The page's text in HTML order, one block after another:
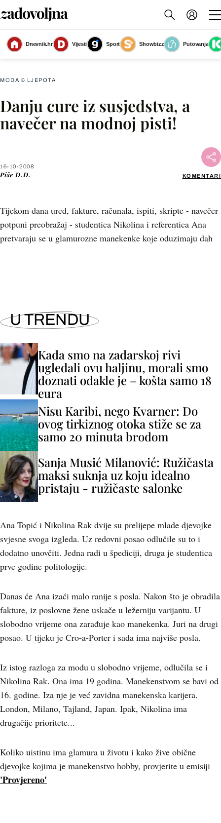
Dnevnik.hr Vijesti Sport Showbizz
Putovanja
Slika nije dostupna
MODA & LJEPOTA
Danju cure iz susjedstva, a
navečer na modnoj pisti!
16-10-2008
Piše D.D. KOMENTARI
Tijekom dana ured, fakture, računala, ispiti, skripte - navečer
potpuni preobražaj - studentica Nikolina i referentica Ana
pretvaraju se u glamurozne manekenke koje oduzimaju dah
Facebook
U TRENDU
Kada smo na zadarskoj rivi
ugledali ovu haljinu, morali smo
doznati odakle je – košta samo 18
eura
Nisu Karibi, nego Kvarner: Do
ovog tirkiznog otoka stiže se za
samo 20 minuta brodom
Sanja Musić Milanović: Ružičasta
maksi suknja uz koju idealno
pristaju - ružičaste salonke
Ana Topić i Nikolina Rak dvije su prelijepe mlade djevojke
svjesne svoga izgleda. Uz redovni posao odlučile su to i
dodatno unovčiti. Jedna radi u špediciji, druga je studentica
prve godine politologije.
Danas će Ana izaći malo ranije s posla. Nakon što je obradila
fakture, iz poslovne žene uskače u ležerniju varijantu. U
slobodno vrijeme ona zarađuje kao manekenka. Juri na drugi
posao. U tijeku je Cro-a-Porter i sada ima najviše posla.
Iz istog razloga za modu u slobodno vrijeme, odlučila se i
Nikolina Rak. Ona ima 19 godina. Manekenstvom se bavi od
16. godine. Iza nje je već zavidna manekenska karijera.
London, Milano, Tajland, Japan. Ipak, Nikolina ima
drugačije prioritete...
Koliko uistinu ima glamura u životu i kako žive obične
djevojke kojima je manekenstvo hobby, provjerite u emisiji
'Provjereno'